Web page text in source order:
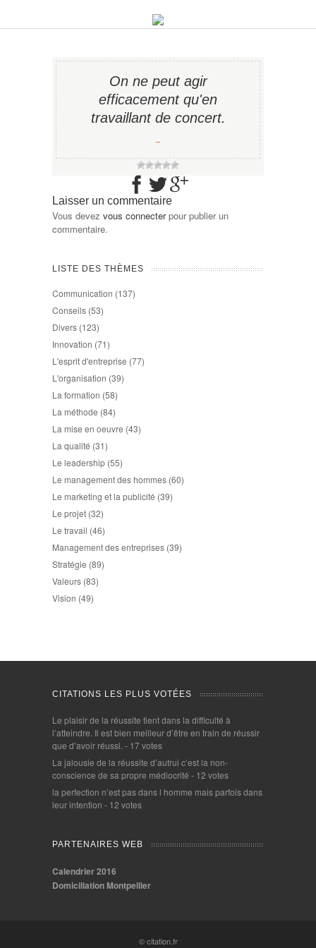
On ne peut agir
efficacement qu'en
travaillant de concert.
−
Laisser un commentaire
Vous devez vous connecterpour publier un
commentaire.
LISTE DES THÈMES
Communication (137)
Conseils (53)
Divers (123)
Innovation (71)
L'esprit d'entreprise (77)
L'organisation (39)
La formation (58)
La méthode (84)
La mise en oeuvre (43)
La qualité (31)
Le leadership (55)
Le management des hommes (60)
Le marketing et la publicité (39)
Le projet (32)
Le travail (46)
Management des entreprises (39)
Stratégie (89)
Valeurs (83)
Vision (49)
CITATIONS LES PLUS VOTÉES
Le plaisir de la réussite tient dans la difficulté à
l’atteindre. Il est bien meilleur d’être en train de réussir
que d’avoir réussi. - 17 votes
La jalousie de la réussite d’autrui c’est la non-
conscience de sa propre médiocrité - 12 votes
la perfection n’est pas dans l homme mais parfois dans
leur intention - 12 votes
PARTENAIRES WEB
Calendrier 2016
Domiciliation Montpellier
© citation.fr